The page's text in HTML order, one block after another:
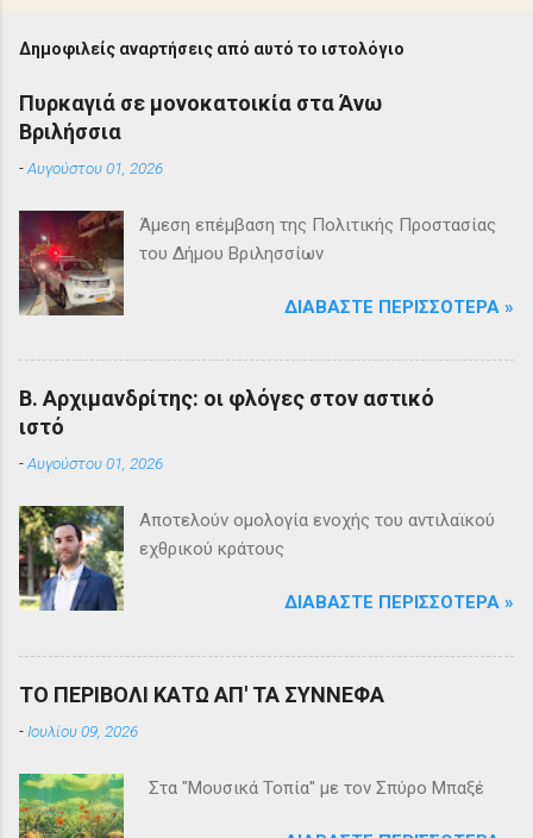
Δημοφιλείς αναρτήσεις από αυτό το ιστολόγιο
Πυρκαγιά σε μονοκατοικία στα Άνω
Βριλήσσια
-Αυγούστου 01, 2026
Άμεση επέμβαση της Πολιτικής Προστασίας
του Δήμου Βριλησσίων
ΔΙΑΒΆΣΤΕ ΠΕΡΙΣΣΌΤΕΡΑ »
Β. Αρχιμανδρίτης: οι φλόγες στον αστικό
ιστό
-Αυγούστου 01, 2026
Αποτελούν ομολογία ενοχής του αντιλαϊκού
εχθρικού κράτους
ΔΙΑΒΆΣΤΕ ΠΕΡΙΣΣΌΤΕΡΑ »
ΤΟ ΠΕΡΙΒΟΛΙ ΚΑΤΩ ΑΠ' ΤΑ ΣΥΝΝΕΦΑ
- Ιουλίου 09, 2026
Στα "Μουσικά Τοπία" με τον Σπύρο Μπαξέ